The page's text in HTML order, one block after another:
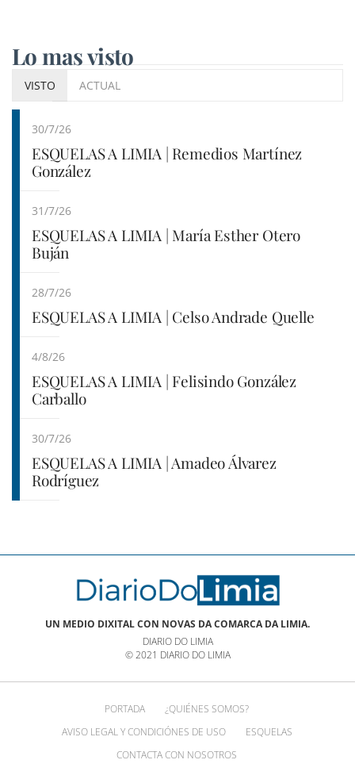
Lo mas visto
VISTO ACTUAL
30/7/26
ESQUELAS A LIMIA | Remedios Martínez
González
31/7/26
ESQUELAS A LIMIA | María Esther Otero
Buján
28/7/26
ESQUELAS A LIMIA | Celso Andrade Quelle
4/8/26
ESQUELAS A LIMIA | Felisindo González
Carballo
30/7/26
ESQUELAS A LIMIA | Amadeo Álvarez
Rodríguez
UN MEDIO DIXITAL CON NOVAS DA COMARCA DA LIMIA.
DIARIO DO LIMIA
© 2021 DIARIO DO LIMIA
PORTADA
¿QUIÉNES SOMOS?
AVISO LEGAL Y CONDICIÓNES DE USO
ESQUELAS
CONTACTA CON NOSOTROS